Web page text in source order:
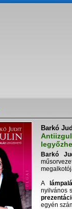
Barkó
Barkó
A
nyilvános
egyén